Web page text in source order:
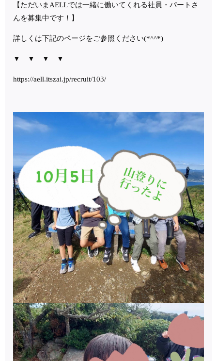
【ただいまAELLでは一緒に働いてくれる社員・パートさ
んを募集中です！】
詳しくは下記のページをご参照ください(*^^*)
▼ ▼ ▼ ▼
https://aell.itszai.jp/recruit/103/